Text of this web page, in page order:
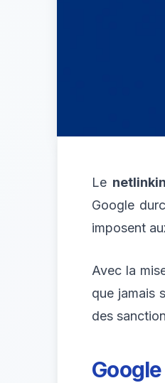
Le
Google
imposent
Avec la
que jamais
des